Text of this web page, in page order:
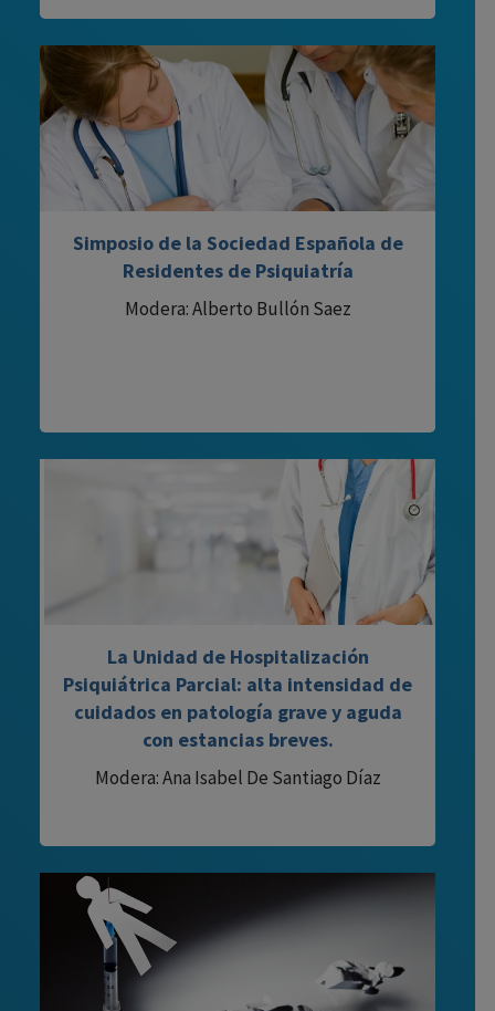
Simposio de la Sociedad Española de
Residentes de Psiquiatría
Modera: Alberto Bullón Saez
La Unidad de Hospitalización
Psiquiátrica Parcial: alta intensidad de
cuidados en patología grave y aguda
con estancias breves.
Modera: Ana Isabel De Santiago Díaz